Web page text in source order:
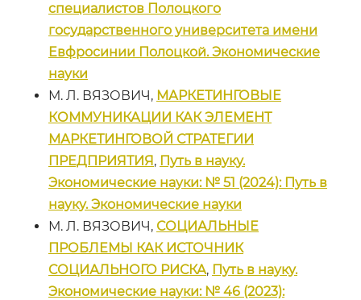
специалистов Полоцкого
государственного университета имени
Евфросинии Полоцкой. Экономические
науки
М. Л. ВЯЗОВИЧ, МАРКЕТИНГОВЫЕ
КОММУНИКАЦИИ КАК ЭЛЕМЕНТ
МАРКЕТИНГОВОЙ СТРАТЕГИИ
ПРЕДПРИЯТИЯ, Путь в науку.
Экономические науки: № 51 (2024): Путь в
науку. Экономические науки
М. Л. ВЯЗОВИЧ, СОЦИАЛЬНЫЕ
ПРОБЛЕМЫ КАК ИСТОЧНИК
СОЦИАЛЬНОГО РИСКА, Путь в науку.
Экономические науки: № 46 (2023):